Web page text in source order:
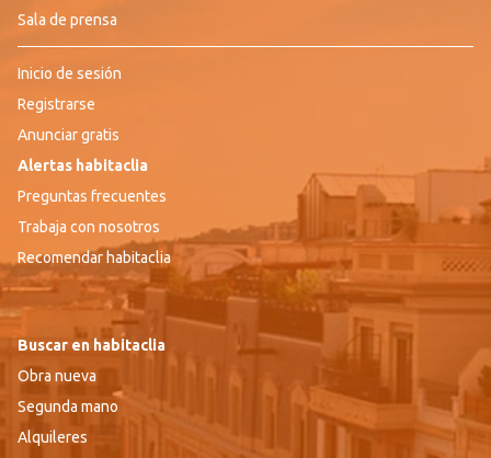
Sala de prensa
Inicio de sesión
Registrarse
Anunciar gratis
Alertas habitaclia
Preguntas frecuentes
Trabaja con nosotros
Recomendar habitaclia
Buscar en habitaclia
Obra nueva
Segunda mano
Alquileres